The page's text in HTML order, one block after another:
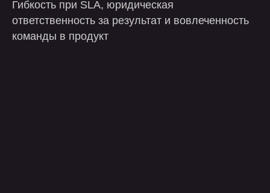
Гибкость при SLA, юридическая
ответственность за результат и вовлеченность
команды в продукт